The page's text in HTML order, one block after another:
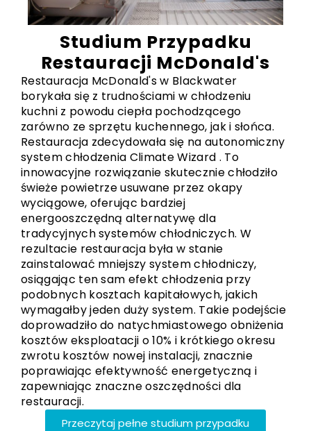
Studium Przypadku
Restauracji McDonald's
Restauracja McDonald's w Blackwater
borykała się z trudnościami w chłodzeniu
kuchni z powodu ciepła pochodzącego
zarówno ze sprzętu kuchennego, jak i słońca.
Restauracja zdecydowała się na autonomiczny
system chłodzenia Climate Wizard . To
innowacyjne rozwiązanie skutecznie chłodziło
świeże powietrze usuwane przez okapy
wyciągowe, oferując bardziej
energooszczędną alternatywę dla
tradycyjnych systemów chłodniczych. W
rezultacie restauracja była w stanie
zainstalować mniejszy system chłodniczy,
osiągając ten sam efekt chłodzenia przy
podobnych kosztach kapitałowych, jakich
wymagałby jeden duży system. Takie podejście
doprowadziło do natychmiastowego obniżenia
kosztów eksploatacji o 10% i krótkiego okresu
zwrotu kosztów nowej instalacji, znacznie
poprawiając efektywność energetyczną i
zapewniając znaczne oszczędności dla
restauracji.
Przeczytaj pełne studium przypadku